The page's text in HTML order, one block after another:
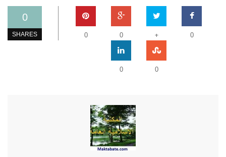
0
SHARES 0
+
0
0
0
0